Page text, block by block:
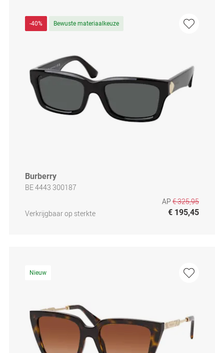
-40% Bewuste materiaalkeuze
Burberry
BE 4443 300187
Verkrijgbaar op sterkte
AP € 325,95
€ 195,45
Nieuw